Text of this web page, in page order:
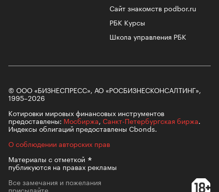
Сайт знакомств podbor.ru
РБК Курсы
Школа управления РБК
© ООО «БИЗНЕСПРЕСС», АО «РОСБИЗНЕСКОНСАЛТИНГ»,
1995–2026
Котировки мировых финансовых инструментов
предоставлены: Мосбиржа, Санкт-Петербургская биржа.
Индексы облигаций предоставлены Cbonds.
О соблюдении авторских прав
Материалы сотметкой
публикуются на правах рекламы
Все замечания и пожелания
присылайте